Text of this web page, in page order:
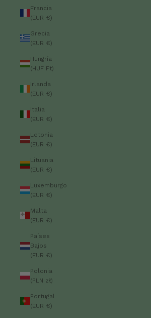
Francia
(EUR €)
Grecia
(EUR €)
Hungría
(HUF Ft)
Irlanda
(EUR €)
Italia
(EUR €)
Letonia
(EUR €)
Lituania
(EUR €)
Luxemburgo
(EUR €)
Malta
(EUR €)
Países
Bajos
(EUR €)
Polonia
(PLN zł)
Portugal
(EUR €)